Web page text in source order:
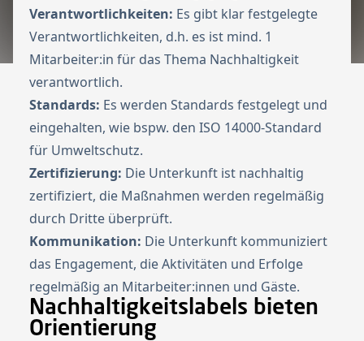
Verantwortlichkeiten: Es gibt klar festgelegte
Verantwortlichkeiten, d.h. es ist mind. 1
Mitarbeiter:in für das Thema Nachhaltigkeit
verantwortlich.
Standards: Es werden Standards festgelegt und
eingehalten, wie bspw. den ISO 14000-Standard
für Umweltschutz.
Zertifizierung: Die Unterkunft ist nachhaltig
zertifiziert, die Maßnahmen werden regelmäßig
durch Dritte überprüft.
Kommunikation: Die Unterkunft kommuniziert
das Engagement, die Aktivitäten und Erfolge
regelmäßig an Mitarbeiter:innen und Gäste.
Nachhaltigkeitslabels bieten
Orientierung